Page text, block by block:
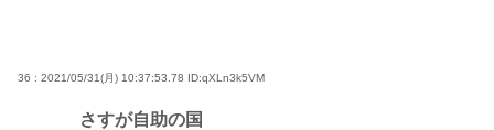
36 : 2021/05/31(月) 10:37:53.78 ID:qXLn3k5VM
さすが自助の国